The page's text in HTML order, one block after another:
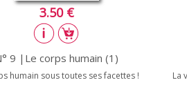
3.50 €
9 |Le corps humain (1)
humain sous toutes ses facettes ! La